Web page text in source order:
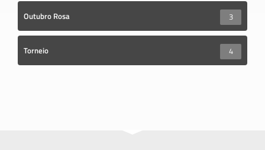
Outubro Rosa 3
Torneio 4